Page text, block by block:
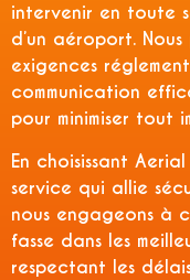
intervenir en toute
d’un aéroport.
exigences
communication
pour minimiser tout
En choisissant
service qui allie
nous engageons à
fasse dans les
respectant les